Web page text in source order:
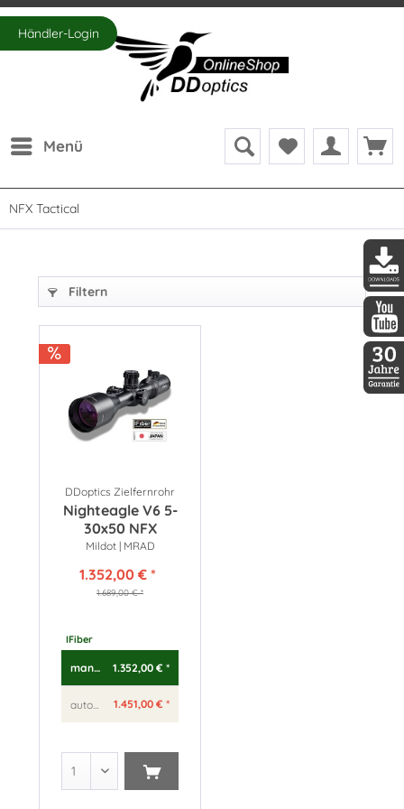
Händler-Login
Menü
NFX Tactical
Filtern
DDoptics Zielfernrohr
Nighteagle V6 5-
30x50 NFX
Mildot | MRAD
1.352,00 € *
1.689,00 € *
IFiber
manueller Leuchtpunkt 1.352,00 € *
automatischer Leuchtpunkt IFiber 1.451,00 € *